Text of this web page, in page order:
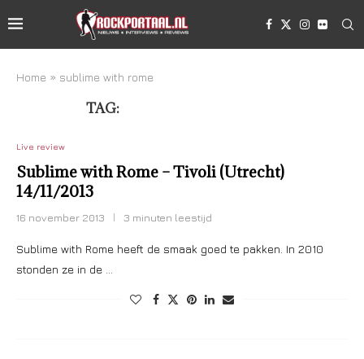
Home » sublime with rome
TAG:
Live review
Sublime with Rome – Tivoli (Utrecht)
14/11/2013
16 november 2013 3 minuten leestijd
Sublime with Rome heeft de smaak goed te pakken. In 2010
stonden ze in de …